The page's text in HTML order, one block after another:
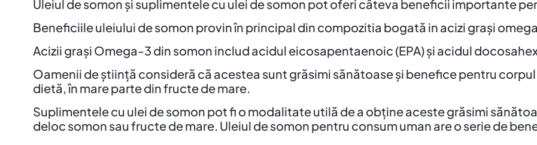
Uleiul de somon și suplimentele cu ulei de somon pot oferi câteva beneficii importante
Beneficiile uleiului de somon provin în principal din compozitia bogată in acizi grași
Acizii grași Omega-3 din somon includ acidul eicosapentaenoic (EPA) și acidul
Oamenii de știință consideră că acestea sunt grăsimi sănătoase și benefice pentru
dietă, în mare parte din fructe de mare.
Suplimentele cu ulei de somon pot fi o modalitate utilă de a obține aceste grăsimi
deloc somon sau fructe de mare. Uleiul de somon pentru consum uman are o serie de